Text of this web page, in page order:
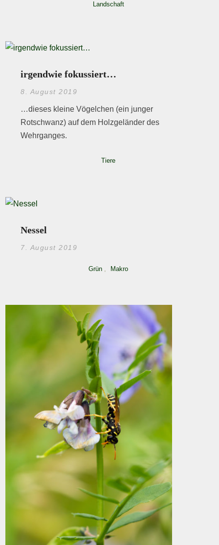
Landschaft
irgendwie fokussiert…
8. August 2019
…dieses kleine Vögelchen (ein junger
Rotschwanz) auf dem Holzgeländer des
Wehrganges.
Tiere
Nessel
7. August 2019
Grün Makro